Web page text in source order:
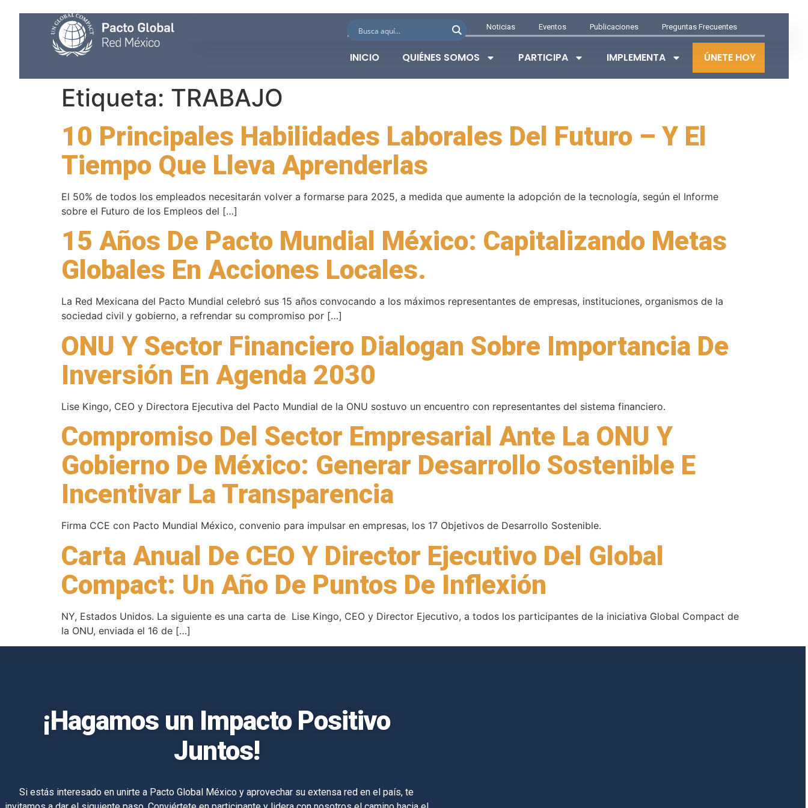
Noticias Eventos Publicaciones Preguntas Frecuentes
INICIO QUIÉNES SOMOS PARTICIPA IMPLEMENTA ÚNETE HOY
Etiqueta: TRABAJO
10 Principales Habilidades Laborales Del Futuro – Y El
Tiempo Que Lleva Aprenderlas
El 50% de todos los empleados necesitarán volver a formarse para 2025, a medida que aumente la adopción de la tecnología, según el Informe
sobre el Futuro de los Empleos del […]
15 Años De Pacto Mundial México: Capitalizando Metas
Globales En Acciones Locales.
La Red Mexicana del Pacto Mundial celebró sus 15 años convocando a los máximos representantes de empresas, instituciones, organismos de la
sociedad civil y gobierno, a refrendar su compromiso por […]
ONU Y Sector Financiero Dialogan Sobre Importancia De
Inversión En Agenda 2030
Lise Kingo, CEO y Directora Ejecutiva del Pacto Mundial de la ONU sostuvo un encuentro con representantes del sistema financiero.
Compromiso Del Sector Empresarial Ante La ONU Y
Gobierno De México: Generar Desarrollo Sostenible E
Incentivar La Transparencia
Firma CCE con Pacto Mundial México, convenio para impulsar en empresas, los 17 Objetivos de Desarrollo Sostenible.
Carta Anual De CEO Y Director Ejecutivo Del Global
Compact: Un Año De Puntos De Inflexión
NY, Estados Unidos. La siguiente es una carta de Lise Kingo, CEO y Director Ejecutivo, a todos los participantes de la iniciativa Global Compact de
la ONU, enviada el 16 de […]
¡Hagamos un Impacto Positivo
Juntos!
Si estás interesado en unirte a Pacto Global México y aprovechar su extensa red en el país, te